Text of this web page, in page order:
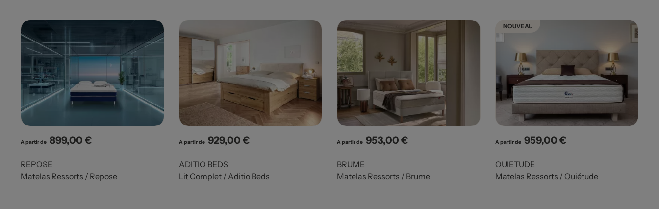
A partir de Prix
899,00 €
REPOSE
Matelas Ressorts / Repose
A partir de Prix
929,00 €
ADITIO BEDS
Lit Complet / Aditio Beds
A partir de Prix
953,00 €
BRUME
Matelas Ressorts / Brume
NOUVEAU
A partir de Prix
959,00 €
QUIETUDE
Matelas Ressorts / Quiétude